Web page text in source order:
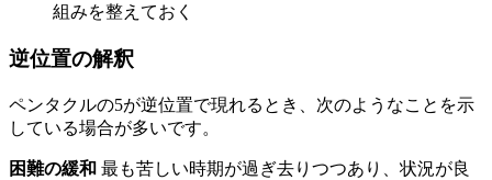
組みを整えておく
逆位置の解釈
ペンタクルの5が逆位置で現れるとき、次のようなことを示
している場合が多いです。
困難の緩和 最も苦しい時期が過ぎ去りつつあり、状況が良